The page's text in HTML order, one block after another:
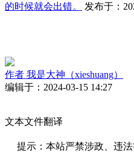
的时候就会出错。
发布于：
作者 我是大神（xieshuang）
编辑于：2024-03-15 14:27
文本文件翻译
提示：本站严禁涉政、违